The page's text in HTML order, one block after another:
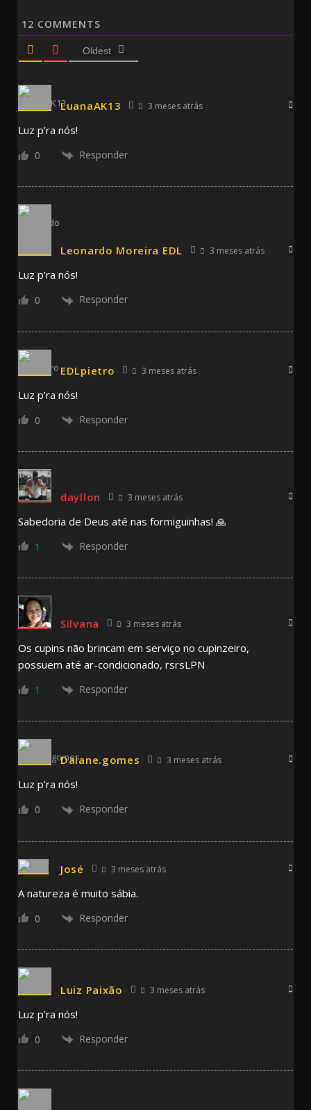
12 COMMENTS
Oldest
LuanaAK13 3 meses atrás
Luz p’ra nós!
0 Responder
Leonardo Moreira EDL 3 meses atrás
Luz p’ra nós!
0 Responder
EDLpietro 3 meses atrás
Luz p’ra nós!
0 Responder
dayllon 3 meses atrás
Sabedoria de Deus até nas formiguinhas! 🙏
1 Responder
Silvana 3 meses atrás
Os cupins não brincam em serviço no cupinzeiro,
possuem até ar-condicionado, rsrsLPN
1 Responder
Daiane.gomes 3 meses atrás
Luz p’ra nós!
0 Responder
José 3 meses atrás
A natureza é muito sábia.
0 Responder
Luiz Paixão 3 meses atrás
Luz p’ra nós!
0 Responder